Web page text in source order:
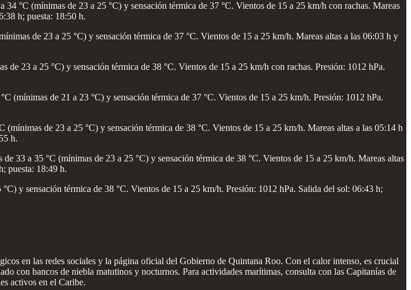
°C (mínimas de 23 a 25 °C) y sensación térmica de 37 °C. Vientos de 15 a 25 km/h con rachas. Mareas
h; puesta: 18:50 h.
de 23 a 25 °C) y sensación térmica de 37 °C. Vientos de 15 a 25 km/h. Mareas altas a las 06:03 h y
de 23 a 25 °C) y sensación térmica de 38 °C. Vientos de 15 a 25 km/h con rachas. Presión: 1012 hPa.
(mínimas de 21 a 23 °C) y sensación térmica de 37 °C. Vientos de 15 a 25 km/h. Presión: 1012 hPa.
(mínimas de 23 a 25 °C) y sensación térmica de 38 °C. Vientos de 15 a 25 km/h. Mareas altas a las 05:14 h
h.
33 a 35 °C (mínimas de 23 a 25 °C) y sensación térmica de 38 °C. Vientos de 15 a 25 km/h. Mareas altas
puesta: 18:49 h.
y sensación térmica de 38 °C. Vientos de 15 a 25 km/h. Presión: 1012 hPa. Salida del sol: 06:43 h;
en las redes sociales y la página oficial del Gobierno de Quintana Roo. Con el calor intenso, es crucial
con bancos de niebla matutinos y nocturnos. Para actividades marítimas, consulta con las Capitanías de
activos en el Caribe.